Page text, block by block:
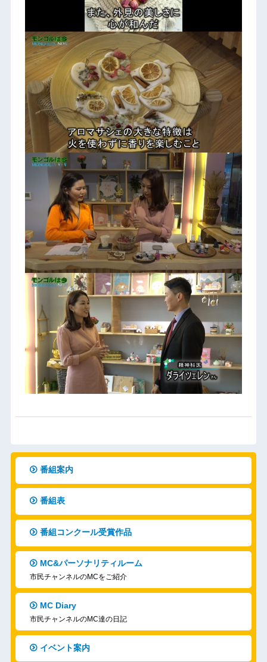
番組案内
番組表
番組コンクール受賞作品
MC&パーソナリティルーム
市民チャンネルのMCをご紹介
MC Diary
市民チャンネルのMC達の日記
イベント案内